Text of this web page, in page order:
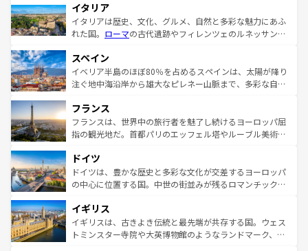
イタリア
イタリアは歴史、文化、グルメ、自然と多彩な魅力にあふ
れた国。 ローマの古代遺跡やフィレンツェのルネッサンス
ろん、トスカーナの美しい田園風景やアマルフィ海岸の絶
景など、自然景観も見逃せない。観光の合間には、本場の
ピザやパスタなど、絶品のイタリア料理を堪能することも
ませてくれるイタリアで、忘れられない旅をしてみよう！
なお、新着のイタリア情報はコンテンツ一覧 を参照してほ
しい。
スペイン
イベリア半島のほぼ80％を占めるスペインは、太陽が降り
注ぐ地中海沿岸から雄大なピレネー山脈まで、多彩な自然
文化が根付くこの国では、情熱的なフラメンコ、熱気あふ
れる闘牛、そして美味しいタパスが生活の一部となってい
る。首都マドリードの洗練された雰囲気や、バルセロナの
の城塞都市、穏やかなビーチリゾートまで多彩な表情を見
せる。地方によって風土や気候が異なるスペインはその個
性で訪れる人を魅了する。 なお、新着のスペイン情報はコ
フランス
フランスは、世界中の旅行者を魅了し続けるヨーロッパ屈
指の観光地だ。首都パリのエッフェル塔やルーブル美術館
で、幅広い魅力が詰まっている。華麗な宮殿、歴史的な大
聖堂、美しいビーチ、そして豊かな自然が、訪れる者を心
から魅了する。また、フランスは美食の国としても知ら
いる。シャンパンの発祥地であるランス、プロヴァンスの
香り高いラベンダー畑など、多彩な楽しみ方が可能だ。さ
らに、パリ以外の地域にも魅力が溢れており、どの街角に
ドイツ
ドイツは、豊かな歴史と多彩な文化が交差するヨーロッパ
の中心に位置する国。中世の街並みが残るロマンチック街
顔を持つこの国は、どこを歩いても飽きることがない。ベ
ルリンの文化的活気、バイエルン州のアルプスの絶景、そ
してライン川沿いのワイン畑といった風景は必見。ビール
イギリス
イギリスは、古きよき伝統と最先端が共存する国。ウェス
トミンスター寺院や大英博物館のようなランドマーク、歴